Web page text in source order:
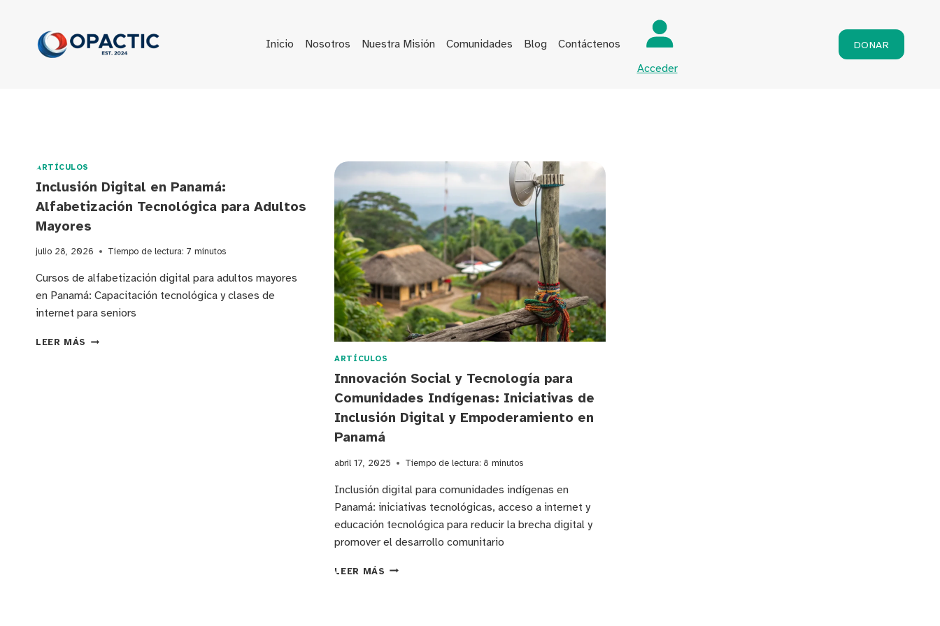
contenido
Inicio Nosotros Nuestra Misión Comunidades Blog
Contáctenos
Acceder
DONAR
ARTÍCULOS
Inclusión Digital en Panamá:
Alfabetización Tecnológica para Adultos
Mayores
julio 28, 2026 Tiempo de lectura: 7 minutos
Cursos de alfabetización digital para adultos mayores
en Panamá: Capacitación tecnológica y clases de
internet para seniors
LEER MÁS INCLUSIÓN
ARTÍCULOS
Innovación Social y Tecnología para
Comunidades Indígenas: Iniciativas de
Inclusión Digital y Empoderamiento en
Panamá
abril 17, 2025 Tiempo de lectura: 8minutos
Inclusión digital para comunidades indígenas en
Panamá: iniciativas tecnológicas, acceso a internet y
educación tecnológica para reducir la brecha digital y
promover el desarrollo comunitario
LEER MÁS INNOVACIÓN